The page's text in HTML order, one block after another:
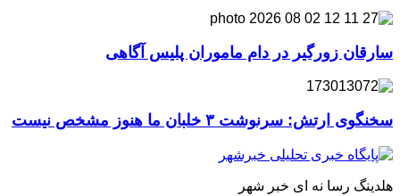
سارقان زورگیر در دام ماموران پلیس آگاهی
سخنگوی ارتش: سرنوشت ۳ خلبان ما هنوز مشخص نیست
هلدینگ رسا نه ای خبر شهر